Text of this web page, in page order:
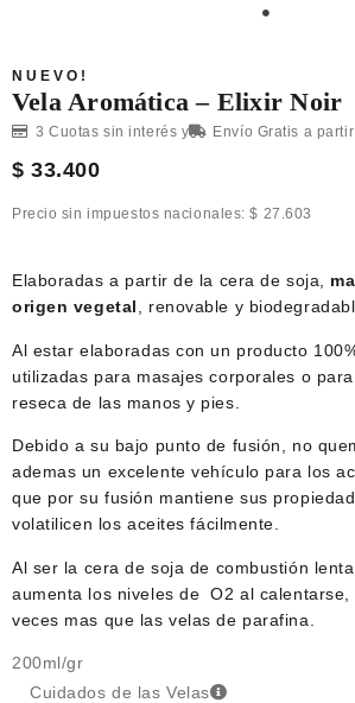
NUEVO!
Vela Aromática – Elixir Noir
3 Cuotas sin interés y Envío Gratis a
$ 33.400
Precio sin impuestos nacionales:$ 27.603
Elaboradas a partir de la cera de soja,
origen vegetal, renovable y
Al estar elaboradas con un producto
utilizadas para masajes corporales o
reseca de las manos y pies.
Debido a su bajo punto de fusión, no
ademas un excelente vehículo para los
que por su fusión mantiene sus
volatilicen los aceites fácilmente.
Al ser la cera de soja de combustión
aumenta los niveles de O2 al calentarse,
veces mas que las velas de parafina.
200ml/gr
Cuidados de las Velas